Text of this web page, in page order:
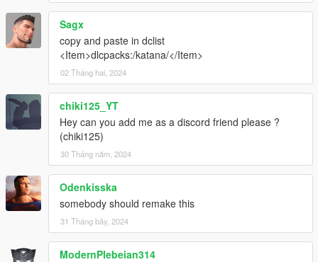
Sagx
copy and paste in dclist
<Item>dlcpacks:/katana/</Item>
02 Tháng hai, 2024
chiki125_YT
Hey can you add me as a discord friend please ?
(chiki125)
30 Tháng năm, 2024
Odenkisska
somebody should remake this
31 Tháng bảy, 2024
ModernPlebeian314